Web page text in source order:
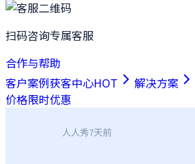
扫码咨询专属客服
合作与帮助
客户案例获客中心HOT 解决方案
价格限时优惠
人人秀7天前